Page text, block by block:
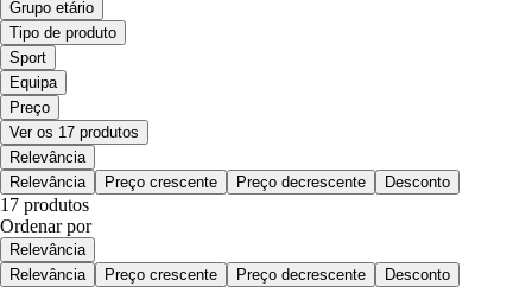
Grupo etário
Tipo de produto
Sport
Equipa
Preço
Ver os 17 produtos
Relevância
Relevância
Preço crescente Preço decrescente Desconto
17 produtos
Ordenar por
Relevância
Relevância
Preço crescente Preço decrescente Desconto